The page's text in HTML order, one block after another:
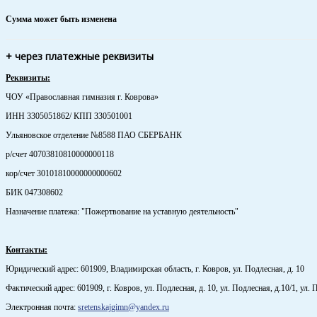
Сумма может быть изменена
+ через платежные реквизиты
Реквизиты:
ЧОУ «Православная гимназия г. Коврова»
ИНН 3305051862/ КПП 330501001
Ульяновское отделение №8588 ПАО СБЕРБАНК
р/счет 40703810810000000118
кор/счет 30101810000000000602
БИК 047308602
Назначение платежа: "Пожертвование на уставную деятельность"
Контакты:
Юридический адрес: 601909, Владимирская область, г. Ковров, ул. Подлесная, д. 10
Фактический адрес: 601909, г. Ковров, ул. Подлесная, д. 10, ул. Подлесная, д.10/1, ул.
Электронная почта: sretenskajgimn@yandex.ru